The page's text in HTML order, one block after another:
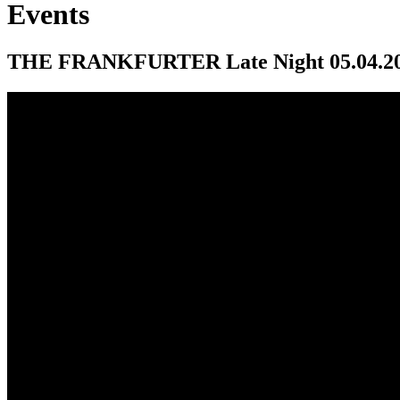
Events
THE FRANKFURTER Late Night